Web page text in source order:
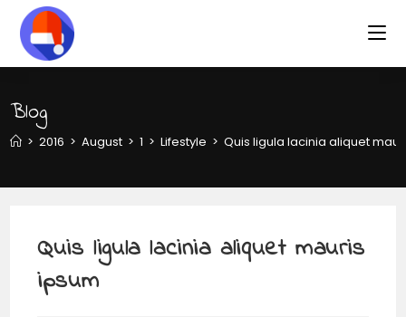
Blog
> 2016 > August > 1 > Lifestyle > Quis ligula lacinia aliquet
Quis ligula lacinia aliquet mauris
ipsum